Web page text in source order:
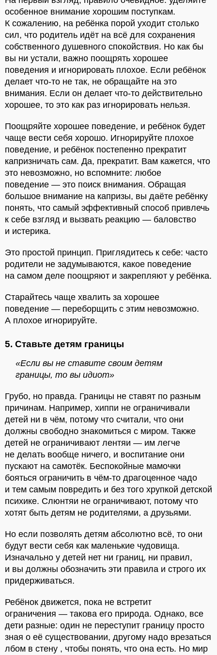
особенное внимание хорошим поступкам.
К сожалению, на ребёнка порой уходит столько
сил, что родитель идёт на всё для сохранения
собственного душевного спокойствия. Но как бы
вы ни устали, важно поощрять хорошее
поведения и игнорировать плохое. Если ребёнок
делает что-то не так, не обращайте на это
внимания. Если он делает что-то действительно
хорошее, то это как раз игнорировать нельзя.
Поощряйте хорошее поведение, и ребёнок будет
чаще вести себя хорошо. Игнорируйте плохое
поведение, и ребёнок постепенно прекратит
капризничать сам. Да, прекратит. Вам кажется, что
это невозможно, но вспомните: любое
поведение — это поиск внимания. Обращая
большое внимание на капризы, вы даёте ребёнку
понять, что самый эффективный способ привлечь
к себе взгляд и вызвать реакцию — баловство
и истерика.
Это простой принцип. Приглядитесь к себе: часто
родители не задумываются, какое поведение
на самом деле поощряют и закрепляют у ребёнка.
Старайтесь чаще хвалить за хорошее
поведение — переборщить с этим невозможно.
А плохое игнорируйте.
5. Ставьте детям границы
«Если вы не ставите своим детям
границы, то вы идиот»
Грубо, но правда. Границы не ставят по разным
причинам. Например, хиппи не ограничивали
детей ни в чём, потому что считали, что они
должны свободно знакомиться с миром. Также
детей не ограничивают лентяи — им легче
не делать вообще ничего, и воспитание они
пускают на самотёк. Беспокойные мамочки
бояться ограничить в чём-то драгоценное чадо
и тем самым повредить и без того хрупкой детской
психике. Слюнтяи не ограничивают, потому что
хотят быть детям не родителями, а друзьями.
Но если позволять детям абсолютно всё, то они
будут вести себя как маленькие чудовища.
Изначально у детей нет ни границ, ни правил,
и вы должны обозначить эти правила и строго их
придерживаться.
Ребёнок движется, пока не встретит
ограничения — такова его природа. Однако, все
дети разные: один не переступит границу просто
зная о её существовании, другому надо врезаться
лбом в стену , чтобы понять, что она есть. Но мир